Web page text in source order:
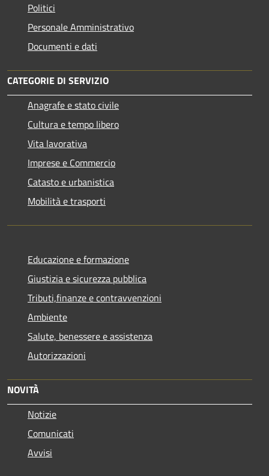
Politici
Personale Amministrativo
Documenti e dati
CATEGORIE DI SERVIZIO
Anagrafe e stato civile
Cultura e tempo libero
Vita lavorativa
Imprese e Commercio
Catasto e urbanistica
Mobilità e trasporti
Educazione e formazione
Giustizia e sicurezza pubblica
Tributi,finanze e contravvenzioni
Ambiente
Salute, benessere e assistenza
Autorizzazioni
NOVITÀ
Notizie
Comunicati
Avvisi